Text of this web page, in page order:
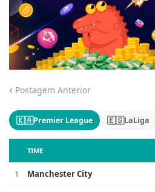
Jogue com responsabilidade. 18+
Postagem Anterior
🇰🇦Premier League 🇪🇸LaLiga
TIME
1 Manchester City